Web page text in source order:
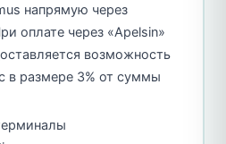
напрямую через
оплате через «Apelsin»
возможность
в размере 3% от суммы